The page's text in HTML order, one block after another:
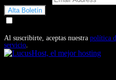
Al suscribirte, aceptas nuestra política
servicio.